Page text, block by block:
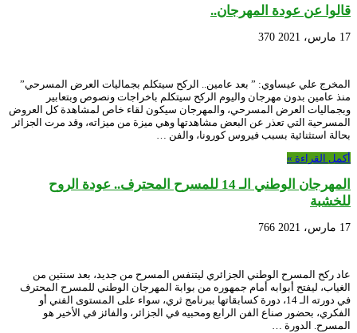
قالوا عن عودة المهرجان..
17 مارس، 2021 370
المخرج علي عيساوي: ” بعد عامين.. الركح سيتكلم بجماليات العرض المسرحي”
منذ عامين بدون مهرجان واليوم الركح سيتكلم باخراجات ونصوص وبتعابير
وبجماليات العرض المسرحي، والمهرجان سيكون لقاء خاص لمشاهدة كل العروض
المسرحية التي تعذر عن البعض مشاهدتها وهي ميزة من ميزاته، وقد مرت الجزائر
بحالة استثنائية بسبب فيروس كورونا، والفن …
أكمل القراءة »
المهرجان الوطني الـ 14 للمسرح المحترف.. عودة الروح
للخشبة
17 مارس، 2021 766
عاد ركح المسرح الوطني الجزائري ليتنفس المسرح من جديد، بعد سنتين من
الغياب، ليفتح أبوابه أمام جمهوره من بوابة المهرجان الوطني للمسرح المحترف
في دورته الـ 14، دورة كسابقاتها ببرنامج ثري، سواء على المستوى الفني أو
الفكري، بحضور صناع الفن الرابع ومحبيه في الجزائر، والفائز في الأخير هو
المسرح. الدورة …